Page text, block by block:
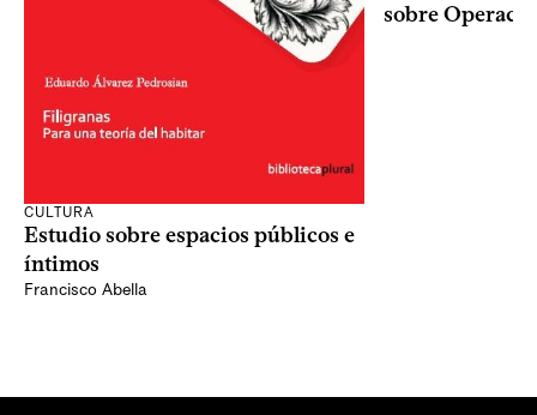
CULTURA
Estudio sobre espacios públicos e
íntimos
Francisco Abella
sobre